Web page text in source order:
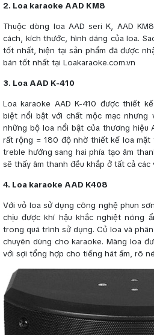
2. Loa karaoke AAD KM8
Thuộc dòng loa AAD seri K, AAD
cách, kích thước, hình dáng của loa.
tốt nhất, hiện tại sản phẩm đã được
bán tốt nhất tại Loakaraoke.com.vn
3. Loa AAD K-410
Loa karaoke AAD K-410 được thiết
biệt nổi bật với chất mộc mạc
những bộ loa nổi bật của thương hiệu
rất rộng = 180 độ nhờ thiết kế loa mặt
treble hướng sang hai phía tạo âm
sẽ thấy âm thanh đều khắp ở tất cả
4. Loa karaoke AAD K408
Với vỏ loa sử dụng công nghệ phun
chịu được khí hậu khắc nghiệt nóng
trong quá trình sử dụng. Củ loa và
chuyên dùng cho karaoke. Màng loa
với sợi tổng hợp cho tiếng hát ấm, rõ